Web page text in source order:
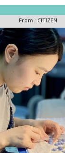
色か
From : CITIZEN